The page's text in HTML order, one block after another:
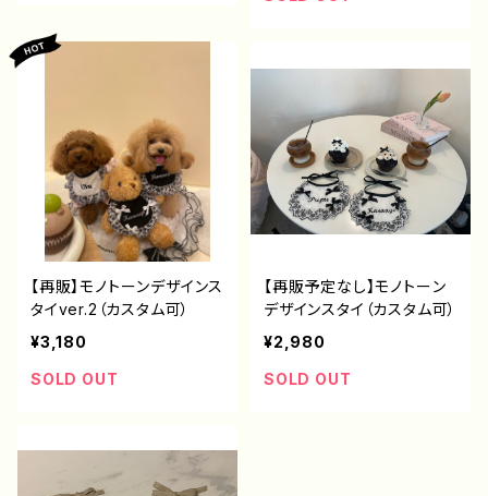
【再販】モノトーンデザインス
タイver.2（カスタム可）
¥3,180
SOLD OUT
【再販予定なし】モノトーン
デザインスタイ（カスタム可）
¥2,980
SOLD OUT